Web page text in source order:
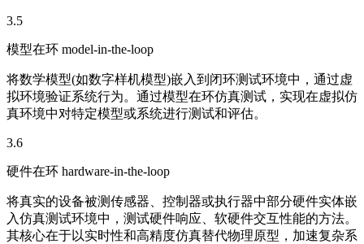
3.5
模型在环 model-in-the-loop
将数学模型(如数字样机模型)嵌入到闭环测试环境中，通过虚
拟环境验证系统行为。通过模型在环仿真测试，实现在虚拟仿
真环境中对特定模型或系统进行测试和评估。
3.6
硬件在环 hardware-in-the-loop
将真实的设备被测传感器、控制器或执行器中部分硬件实体嵌
入仿真测试环境中，测试硬件响应、软硬件交互性能的方法。
其核心在于以实时性和高精度仿真替代物理原型，加速复杂系